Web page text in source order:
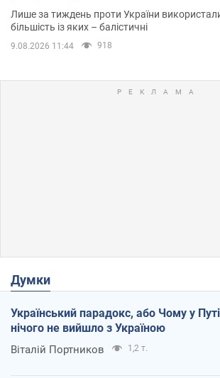
Лише за тиждень проти України
більшість із яких – балістичні
9.08.2026 11:44 918
Думки
Український парадокс, або Чому у
нічого не вийшло з Україною
Віталій Портников 1,2 т.